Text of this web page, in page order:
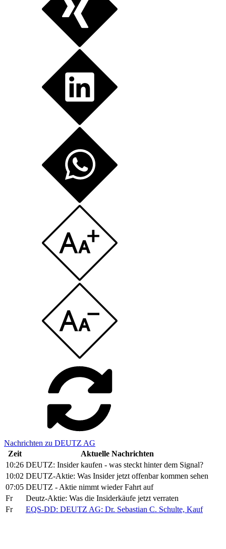
Nachrichten zu DEUTZ AG
Zeit
Aktuelle Nachrichten
10:26 DEUTZ: Insider kaufen - was steckt hinter dem Signal?
10:02 DEUTZ-Aktie: Was Insider jetzt offenbar kommen sehen
07:05 DEUTZ - Aktie nimmt wieder Fahrt auf
Fr
Deutz-Aktie: Was die Insiderkäufe jetzt verraten
Fr
EQS-DD: DEUTZ AG: Dr. Sebastian C. Schulte, Kauf